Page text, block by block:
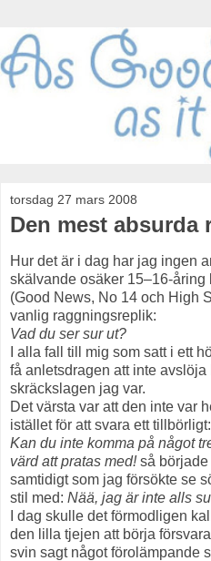
torsdag 27 mars 2008
Den mest
Hur det är i dag har jag ingen
skälvande osäker 15–16-åring
(Good News, No 14 och High
vanlig raggningsreplik:
Vad du ser sur ut?
I alla fall till mig som satt i ett
få anletsdragen att inte avslöja
skräckslagen jag var.
Det värsta var att den inte var
istället för att svara ett tillbörligt:
Kan du inte komma på något
värd att pratas med!så började
samtidigt som jag försökte se
stil med: Nää, jag är inte alls
I dag skulle det förmodligen
den lilla tjejen att börja
svin sagt något förolämpande